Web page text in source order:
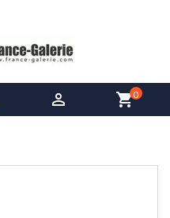
 shopping_cart0